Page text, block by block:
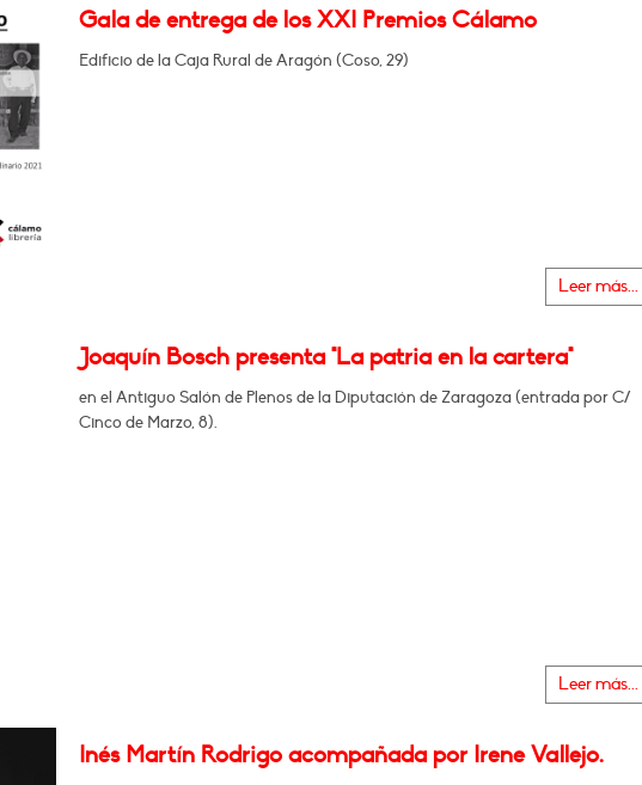
Gala de entrega de los XXI Premios Cálamo
Edificio de la Caja Rural de Aragón (Coso, 29)
Leer más...
Joaquín Bosch presenta "La patria en la cartera"
en el Antiguo Salón de Plenos de la Diputación de Zaragoza (entrada por C/
Cinco de Marzo, 8).
Leer más...
Inés Martín Rodrigo acompañada por Irene Vallejo.